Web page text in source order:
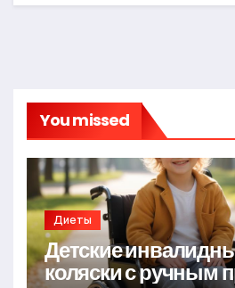
You missed
Диеты
Детские
коляски с ручным